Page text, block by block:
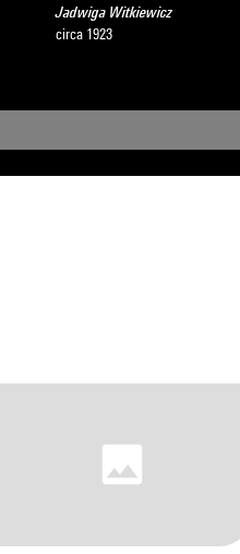
Jadwiga Witkiewicz
circa 1923